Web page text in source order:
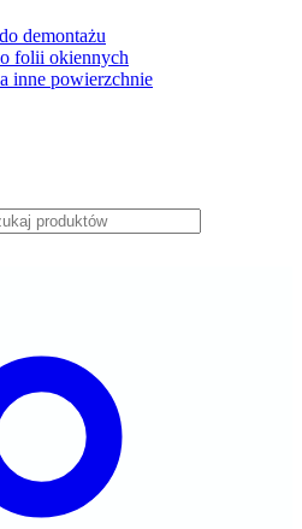
demontażu
folii okiennych
inne powierzchnie